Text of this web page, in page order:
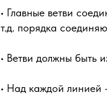
• Главные ветви
т.д. порядка
• Ветви должны быть
• Над каждой линией